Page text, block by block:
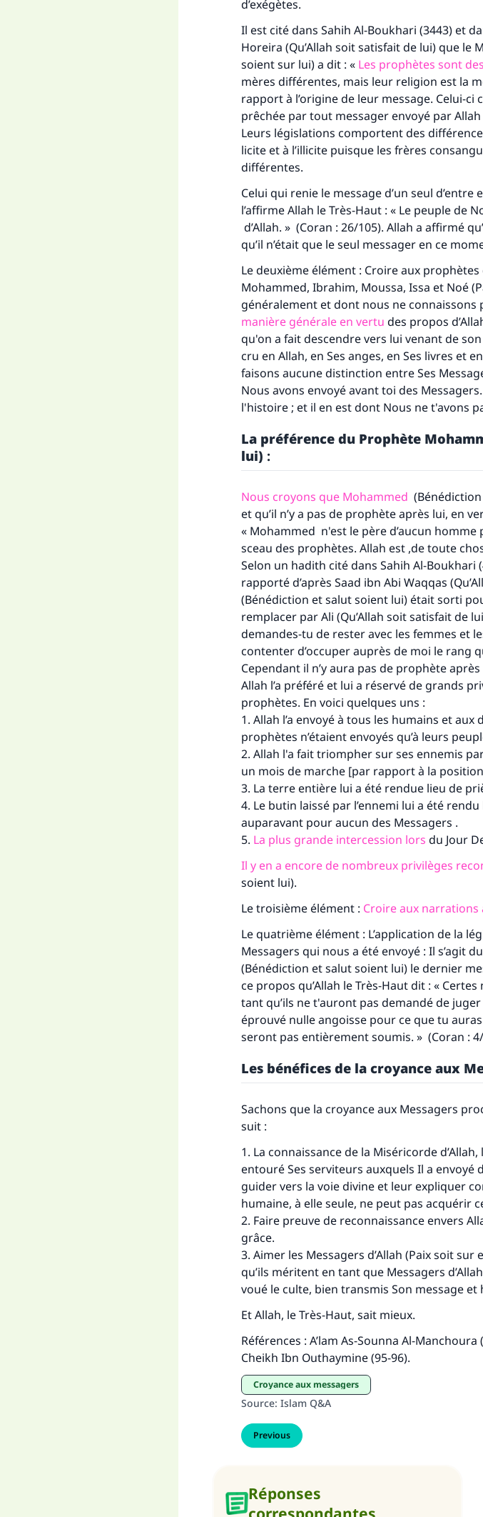
d’exégètes.
Il est cité dans Sahih Al-Boukhari (3443) et
Horeira (Qu’Allah soit satisfait de lui) que le
soient sur lui) a dit : « Les prophètes sont
mères différentes, mais leur religion est la
rapport à l’origine de leur message. Celui-ci
prêchée par tout messager envoyé par
Leurs législations comportent des
licite et à l’illicite puisque les frères
différentes.
Celui qui renie le message d’un seul
l’affirme Allah le Très-Haut : « Le peuple de
d’Allah. » (Coran : 26/105). Allah a affirmé
qu’il n’était que le seul messager en ce
Le deuxième élément : Croire aux
Mohammed, Ibrahim, Moussa, Issa et Noé
généralement et dont nous ne connaissons
manière générale en vertu des propos
qu'on a fait descendre vers lui venant de
cru en Allah, en Ses anges, en Ses livres et
faisons aucune distinction entre Ses
Nous avons envoyé avant toi des
l'histoire ; et il en est dont Nous ne t'avons
La préférence du Prophète
lui) :
Nous croyons que Mohammed
et qu’il n’y a pas de prophète après lui, en
« Mohammed n'est le père d’aucun
sceau des prophètes. Allah est ,de toute
Selon un hadith cité dans Sahih Al-Boukhari
rapporté d’après Saad ibn Abi Waqqas
(Bénédiction et salut soient lui) était sorti
remplacer par Ali (Qu’Allah soit satisfait de
demandes-tu de rester avec les femmes et
contenter d’occuper auprès de moi le rang
Cependant il n’y aura pas de prophète après
Allah l’a préféré et lui a réservé de grands
prophètes. En voici quelques uns :
1. Allah l’a envoyé à tous les humains et
prophètes n’étaient envoyés qu’à leurs
2. Allah l'a fait triompher sur ses ennemis
un mois de marche [par rapport à la position
3. La terre entière lui a été rendue lieu de
4. Le butin laissé par l’ennemi lui a été rendu
auparavant pour aucun des Messagers .
5. La plus grande intercession lors du Jour
Il y en a encore de nombreux privilèges
soient lui).
Le troisième élément : Croire aux
Le quatrième élément : L’application de la
Messagers qui nous a été envoyé : Il s’agit
(Bénédiction et salut soient lui) le dernier
ce propos qu’Allah le Très-Haut dit : «
tant qu’ils ne t'auront pas demandé de
éprouvé nulle angoisse pour ce que tu
seront pas entièrement soumis. » (Coran :
Les bénéfices de la croyance aux
Sachons que la croyance aux Messagers
suit :
1. La connaissance de la Miséricorde
entouré Ses serviteurs auxquels Il a envoyé
guider vers la voie divine et leur expliquer
humaine, à elle seule, ne peut pas acquérir
2. Faire preuve de reconnaissance envers
grâce.
3. Aimer les Messagers d’Allah (Paix soit
qu’ils méritent en tant que Messagers
voué le culte, bien transmis Son message
Et Allah, le Très-Haut, sait mieux.
Références : A’lam As-Sounna Al-
Cheikh Ibn Outhaymine (95-96).
croyance aux messagers
Source: Islam Q&A
Previous
Réponses
Aidez nous à
Le Messager
"Celui qui indique une bonne
que celui
Soutenez